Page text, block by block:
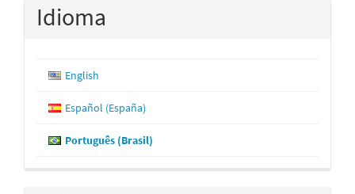
Idioma
English
Español (España)
Português (Brasil)